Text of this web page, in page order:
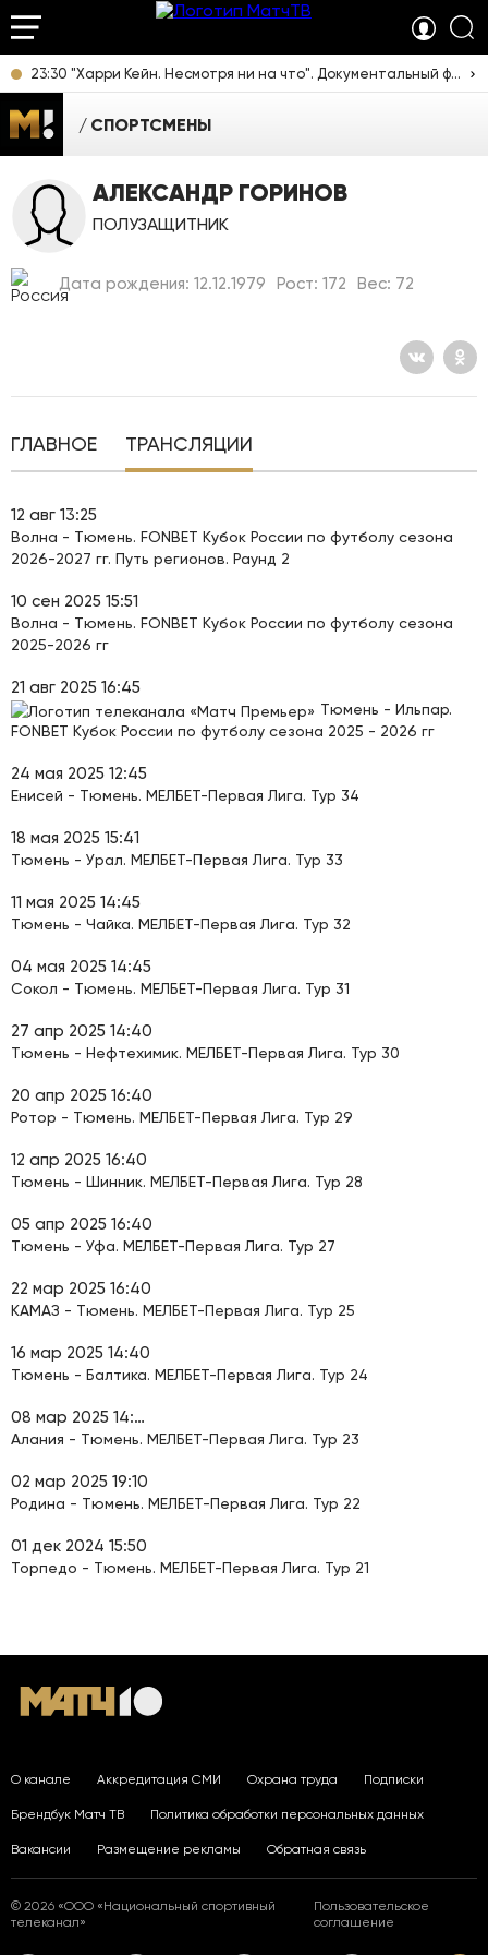
23:30 "Харри Кейн. Несмотря ни на что". Документальный фильм [12+]
СПОРТСМЕНЫ
АЛЕКСАНДР ГОРИНОВ
ПОЛУЗАЩИТНИК
Дата рождения: 12.12.1979 Рост: 172 Вес: 72
ГЛАВНОЕ ТРАНСЛЯЦИИ
12 авг 13:25
Волна - Тюмень. FONBET Кубок России по футболу сезона
2026-2027 гг. Путь регионов. Раунд 2
10 сен 2025 15:51
Волна - Тюмень. FONBET Кубок России по футболу сезона
2025-2026 гг
21 авг 2025 16:45
Тюмень - Ильпар.
FONBET Кубок России по футболу сезона 2025 - 2026 гг
24 мая 2025 12:45
Енисей - Тюмень. МЕЛБЕТ-Первая Лига. Тур 34
18 мая 2025 15:41
Тюмень - Урал. МЕЛБЕТ-Первая Лига. Тур 33
11 мая 2025 14:45
Тюмень - Чайка. МЕЛБЕТ-Первая Лига. Тур 32
04 мая 2025 14:45
Сокол - Тюмень. МЕЛБЕТ-Первая Лига. Тур 31
27 апр 2025 14:40
Тюмень - Нефтехимик. МЕЛБЕТ-Первая Лига. Тур 30
20 апр 2025 16:40
Ротор - Тюмень. МЕЛБЕТ-Первая Лига. Тур 29
12 апр 2025 16:40
Тюмень - Шинник. МЕЛБЕТ-Первая Лига. Тур 28
05 апр 2025 16:40
Тюмень - Уфа. МЕЛБЕТ-Первая Лига. Тур 27
22 мар 2025 16:40
КАМАЗ - Тюмень. МЕЛБЕТ-Первая Лига. Тур 25
16 мар 2025 14:40
Тюмень - Балтика. МЕЛБЕТ-Первая Лига. Тур 24
08 мар 2025 14:40
Алания - Тюмень. МЕЛБЕТ-Первая Лига. Тур 23
02 мар 2025 19:10
Родина - Тюмень. МЕЛБЕТ-Первая Лига. Тур 22
01 дек 2024 15:50
Торпедо - Тюмень. МЕЛБЕТ-Первая Лига. Тур 21
О канале Аккредитация СМИ Охрана труда Подписки
Брендбук Матч ТВ Политика обработки персональных данных
Вакансии Размещение рекламы Обратная связь
© 2026 «ООО «Национальный спортивный
телеканал»
Пользовательское
соглашение